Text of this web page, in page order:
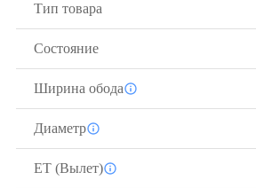
Тип товара
Состояние
Ширина обода
Диаметр
ЕТ (Вылет)